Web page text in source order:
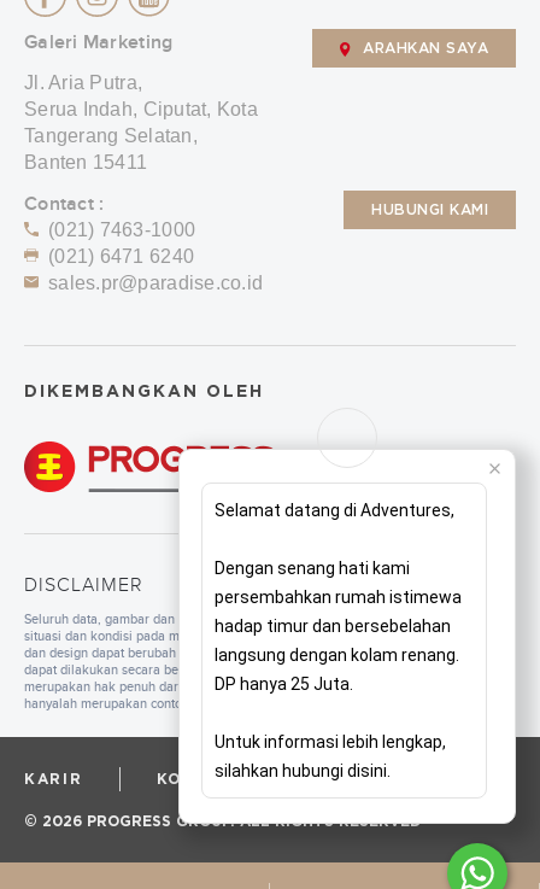
Galeri Marketing
Jl. Aria Putra,
Serua Indah, Ciputat, Kota
Tangerang Selatan,
Banten 15411
ARAHKAN SAYA
Contact :
(021) 7463-1000
(021) 6471 6240
sales.pr@paradise.co.id
HUBUNGI KAMI
DIKEMBANGKAN OLEH
DISCLAIMER
Seluruh data, gambar dan tulisan yang tercantum di dalam website merupakan
situasi dan kondisi pada masa persiapan. Untuk pengembangan mutu, spesifikasi
dan design dapat berubah sewaktu-waktu tanpa pemberitahuan. Pembangunan
dapat dilakukan secara bertahap sesuai dengan tahapan dan perencanaan yang
merupakan hak penuh dari pengembang. Seluruh ilustrasi/foto yang ditampilkan
hanyalah merupakan contoh dan bukan merupakan bagian dari perjanjian jual beli.
KARIR KORPORAT PRIVACY POLICY
© 2026 PROGRESS GROUP. ALL RIGHTS RESERVED
Selamat datang di Adventures,
Dengan senang hati kami
persembahkan rumah istimewa
hadap timur dan bersebelahan
langsung dengan kolam renang.
DP hanya 25 Juta.
Untuk informasi lebih lengkap,
silahkan hubungi disini.